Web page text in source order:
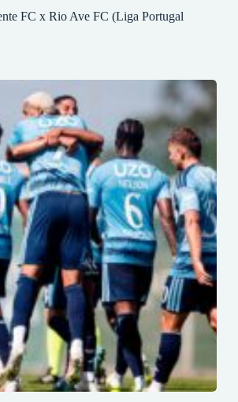
FC x Rio Ave FC (Liga Portugal